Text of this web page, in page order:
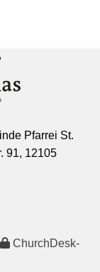
Pfarrei St.
91, 12105
ChurchDesk-